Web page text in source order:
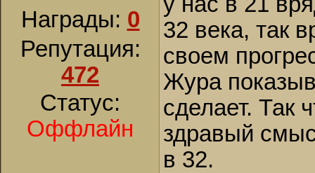
Награды: 0
Репутация:
472
Статус:
Оффлайн
32 века, так
своем
Жура
сделает. Так
здравый
в 32.